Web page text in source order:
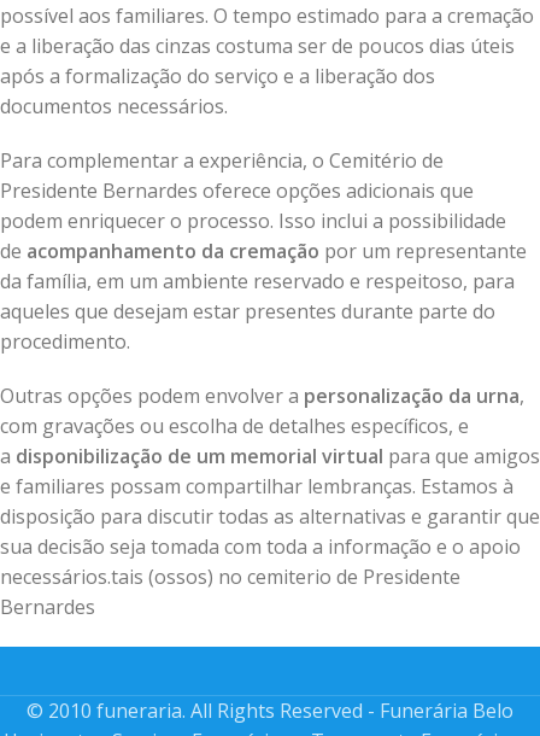
possível aos familiares. O tempo estimado para a cremação
e a liberação das cinzas costuma ser de poucos dias úteis
após a formalização do serviço e a liberação dos
documentos necessários.
Para complementar a experiência, o Cemitério de
Presidente Bernardes oferece opções adicionais que
podem enriquecer o processo. Isso inclui a possibilidade
de acompanhamento da cremação por um representante
da família, em um ambiente reservado e respeitoso, para
aqueles que desejam estar presentes durante parte do
procedimento.
Outras opções podem envolver a personalização da urna,
com gravações ou escolha de detalhes específicos, e
a disponibilização de um memorial virtual para que amigos
e familiares possam compartilhar lembranças. Estamos à
disposição para discutir todas as alternativas e garantir que
sua decisão seja tomada com toda a informação e o apoio
necessários.tais (ossos) no cemiterio de Presidente
Bernardes
© 2010 funeraria. All Rights Reserved - Funerária Belo